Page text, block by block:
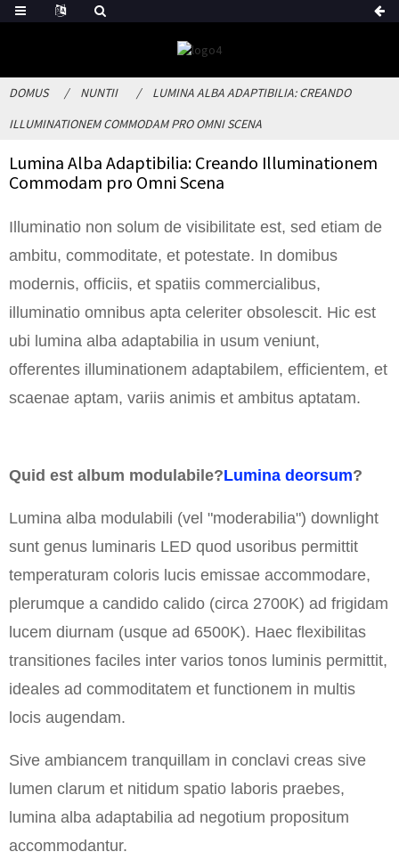
DOMUS NUNTII
LUMINA ALBA ADAPTIBILIA: CREANDO
ILLUMINATIONEM COMMODAM PRO OMNI SCENA
Lumina Alba Adaptibilia: Creando Illuminationem
Commodam pro Omni Scena
Illuminatio non solum de visibilitate est, sed etiam de
ambitu, commoditate, et potestate. In domibus
modernis, officiis, et spatiis commercialibus,
illuminatio omnibus apta celeriter obsolescit. Hic est
ubi lumina alba adaptabilia in usum veniunt,
offerentes illuminationem adaptabilem, efficientem, et
scaenae aptam, variis animis et ambitus aptatam.
Quid est album modulabile?Lumina deorsum?
Lumina alba modulabili (vel "moderabilia") downlight
sunt genus luminaris LED quod usoribus permittit
temperaturam coloris lucis emissae accommodare,
plerumque a candido calido (circa 2700K) ad frigidam
lucem diurnam (usque ad 6500K). Haec flexibilitas
transitiones faciles inter varios tonos luminis permittit,
ideales ad commoditatem et functionem in multis
locis augendam.
Sive ambiancem tranquillam in conclavi creas sive
lumen clarum et nitidum spatio laboris praebes,
lumina alba adaptabilia ad negotium propositum
accommodantur.